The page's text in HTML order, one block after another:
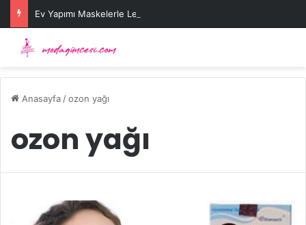
Ev Yapımı Maskelerle Leke Sorununa Çözüm Önerileri
Anasayfa /ozon yağı
ozon yağı